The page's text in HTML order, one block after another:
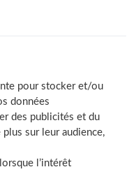
Derniers
pour stocker et/ou
données
des publicités et du
sur leur audience,
l’intérêt